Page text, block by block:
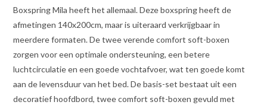
Boxspring Mila heeft het allemaal. Deze boxspring heeft de
afmetingen 140x200cm, maar is uiteraard verkrijgbaar in
meerdere formaten. De twee verende comfort soft-boxen
zorgen voor een optimale ondersteuning, een betere
luchtcirculatie en een goede vochtafvoer, wat ten goede komt
aan de levensduur van het bed. De basis-set bestaat uit een
decoratief hoofdbord, twee comfort soft-boxen gevuld met